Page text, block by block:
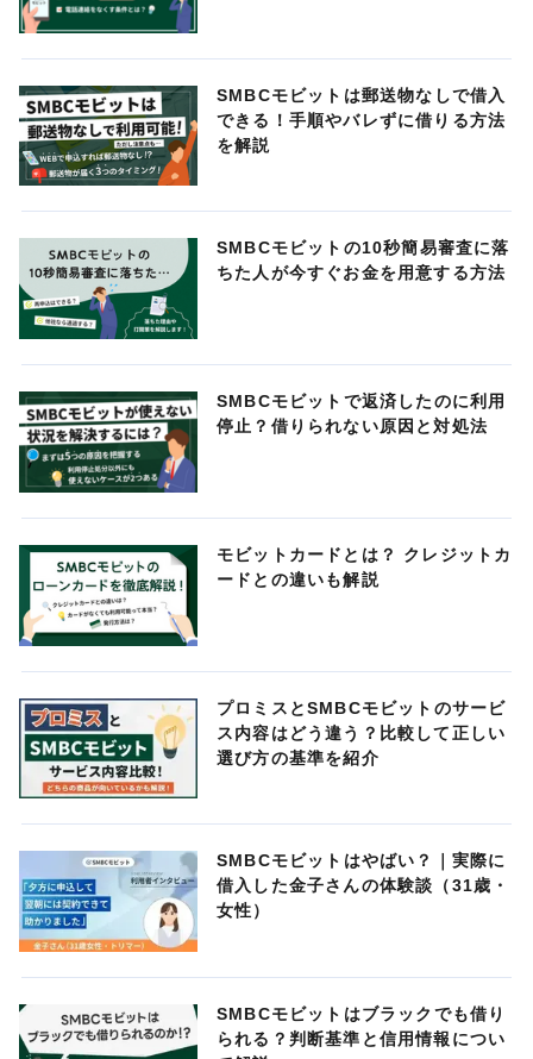
SMBCモビットは郵送物なしで借入
できる！手順やバレずに借りる方法
を解説
SMBCモビットの10秒簡易審査に落
ちた人が今すぐお金を用意する方法
SMBCモビットで返済したのに利用
停止？借りられない原因と対処法
モビットカードとは？ クレジットカ
ードとの違いも解説
プロミスとSMBCモビットのサービ
ス内容はどう違う？比較して正しい
選び方の基準を紹介
SMBCモビットはやばい？｜実際に
借入した金子さんの体験談（31歳・
女性）
SMBCモビットはブラックでも借り
られる？判断基準と信用情報につい